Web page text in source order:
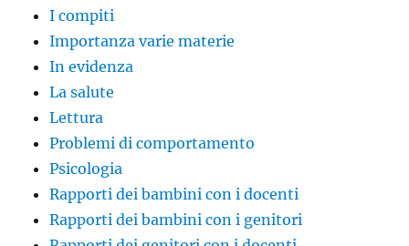
I compiti
Importanza varie materie
In evidenza
La salute
Lettura
Problemi di comportamento
Psicologia
Rapporti dei bambini con i docenti
Rapporti dei bambini con i genitori